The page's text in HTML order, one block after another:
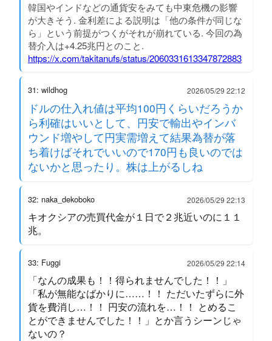
韓国やインドなどの通貨安をみても中東危機の影響
が大きそう. 金利差による説明は「他の条件が同じな
ら」という前提がつくがそれが崩れている. 今回の為
替介入は+4.25兆円とのこと.
https://x.com/takitanufs/status/2060331613347872883
31: wildhog 2026/05/29 22:12
ドルの仕入れ値は平均100円くらいだろうか
ら利確はいいとして、円安で輸出やインバ
ウンド増やして円実需増えて結果為替が落
ち着けばそれでいいので170円も良いのでは
ないかと思ったり。株は上がるしね
32: naka_dekoboko 2026/05/29 22:13
キオクシアの売買代金が１日で２兆近いのに１１
兆。
33: Fuggi 2026/05/29 22:14
「なんの成果も！！得られませんでした！！」
「私が無能なばかりに……！！ ただいたずらに外
貨を費消し…！！ 円安の流れを…！！ とめるこ
とができませんでした！！」とか言うシーンじゃ
ないの？